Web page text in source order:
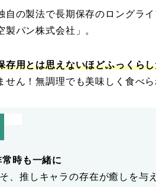
自の製法で長期保存のロングラ
製パン株式会社」。
存用とは思えないほどふっくら
せん！無調理でも美味しく食べ
常時も一緒に
、推しキャラの存在が癒しを与